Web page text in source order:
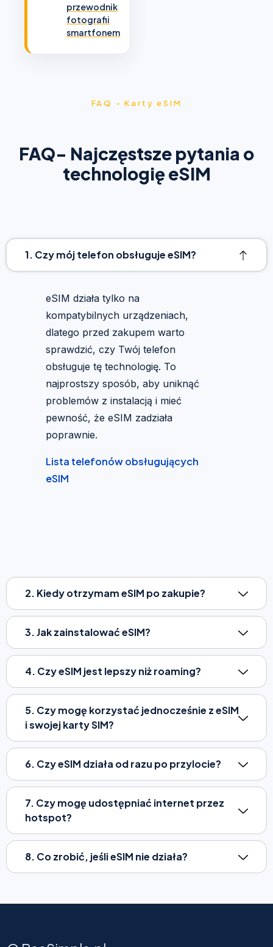
przewodnik
fotografii
smartfonem
FAQ - Karty eSIM
FAQ- Najczęstsze pytania o
technologię eSIM
1. Czy mój telefon obsługuje eSIM?
eSIM działa tylko na
kompatybilnych urządzeniach,
dlatego przed zakupem warto
sprawdzić, czy Twój telefon
obsługuje tę technologię. To
najprostszy sposób, aby uniknąć
problemów z instalacją i mieć
pewność, że eSIM zadziała
poprawnie.
Lista telefonów obsługujących
eSIM
2. Kiedy otrzymam eSIM po zakupie?
3. Jak zainstalować eSIM?
4. Czy eSIM jest lepszy niż roaming?
5. Czy mogę korzystać jednocześnie z eSIM
i swojej karty SIM?
6. Czy eSIM działa od razu po przylocie?
7. Czy mogę udostępniać internet przez
hotspot?
8. Co zrobić, jeśli eSIM nie działa?